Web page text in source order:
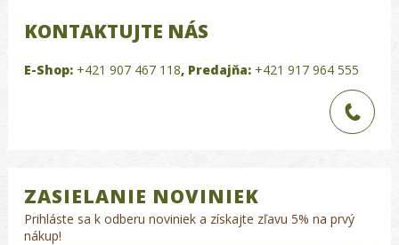
KONTAKTUJTE NÁS
E-Shop: +421 907 467 118, Predajňa: +421 917 964 555
ZASIELANIE NOVINIEK
Prihláste sa k odberu noviniek a získajte zľavu 5% na prvý
nákup!